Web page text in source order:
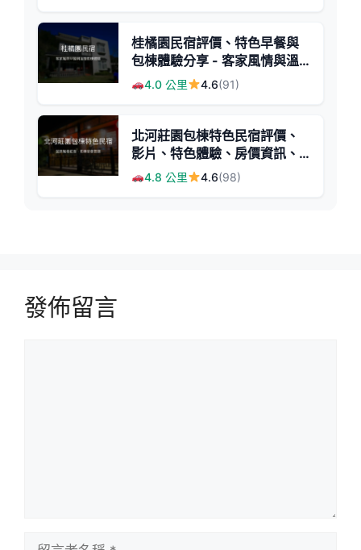
桂橘園民宿評價、特色早餐與
包棟體驗分享 - 客家風情與溫
馨服務
4.0 公里 4.6(91)
北河莊園包棟特色民宿評價、
影片、特色體驗、房價資訊、
訂房連結 - 宮廷風格與自然秘
4.8 公里 4.6(98)
發佈留言